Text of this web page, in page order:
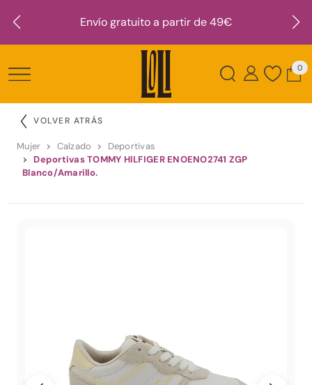
Envío gratuito a partir de 49€
0
VOLVER ATRÁS
Mujer Calzado
Deportivas
Deportivas TOMMY HILFIGER ENOENO2741 ZGP
Blanco/Amarillo.